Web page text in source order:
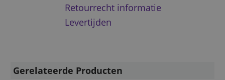
Retourrecht informatie
Levertijden
Gerelateerde Producten